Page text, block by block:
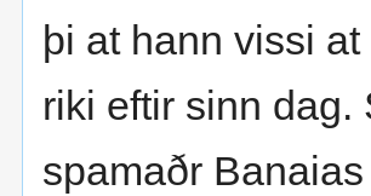
þi at hann vissi
riki eftir sinn dag.
spamaðr